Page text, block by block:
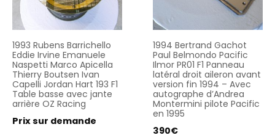
1993 Rubens Barrichello
Eddie Irvine Emanuele
Naspetti Marco Apicella
Thierry Boutsen Ivan
Capelli Jordan Hart 193 F1
Table basse avec jante
arrière OZ Racing
Prix sur demande
1994 Bertrand Gachot
Paul Belmondo Pacific
Ilmor PR01 F1 Panneau
latéral droit aileron avant
version fin 1994 – Avec
autographe d’Andrea
Montermini pilote Pacific
en 1995
390€